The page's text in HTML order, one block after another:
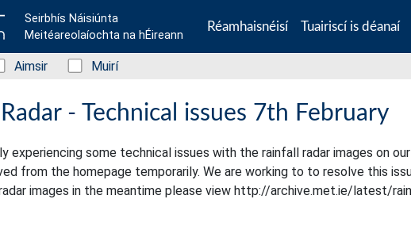
Seirbhís Náisiúnta
Meitéareolaíochta na hÉireann
Réamhaisnéisí Tuairiscí is déanaí
Status: Green
Aimsir Status: Green
Muirí
- Technical issues 7th February
experiencing some technical issues with the rainfall radar images on
from the homepage temporarily. We are working to to resolve this
images in the meantime please view http://archive.met.ie/latest/